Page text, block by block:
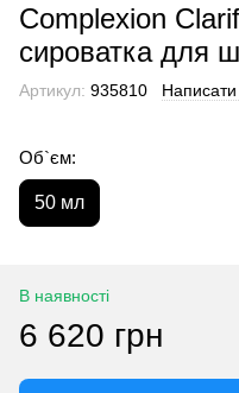
Complexion
сироватка для
Артикул: 935810 Написати
Об`єм:
50 мл
В наявності
6 620 грн